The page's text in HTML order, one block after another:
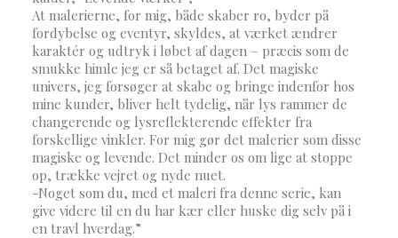
At malerierne, for mig, både skaber ro, byder på
fordybelse og eventyr, skyldes, at værket ændrer
karaktér og udtryk i løbet af dagen – præcis som de
smukke himle jeg er så betaget af. Det magiske
univers, jeg forsøger at skabe og bringe indenfor hos
mine kunder, bliver helt tydelig, når lys rammer de
changerende og lysreflekterende effekter fra
forskellige vinkler. For mig gør det malerier som disse
magiske og levende. Det minder os om lige at stoppe
op, trække vejret og nyde nuet.
-Noget som du, med et maleri fra denne serie, kan
give videre til en du har kær eller huske dig selv på i
en travl hverdag.”